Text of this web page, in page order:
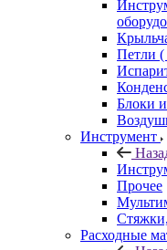
Петли
Блоки
Инструмент
Прочее
Расходные